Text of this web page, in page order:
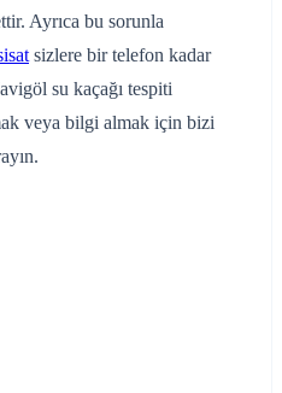
Ayrıca bu sorunla
sizlere bir telefon kadar
su kaçağı tespiti
veya bilgi almak için bizi